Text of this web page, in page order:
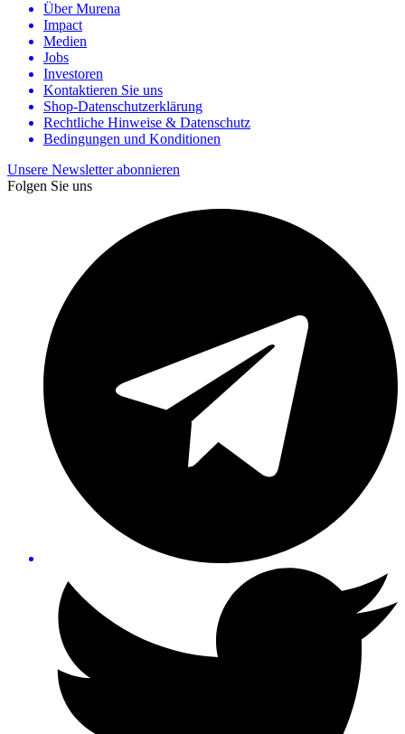
Über Murena
Impact
Medien
Jobs
Investoren
Kontaktieren Sie uns
Shop-Datenschutzerklärung
Rechtliche Hinweise & Datenschutz
Bedingungen und Konditionen
Unsere Newsletter abonnieren
Folgen Sie uns